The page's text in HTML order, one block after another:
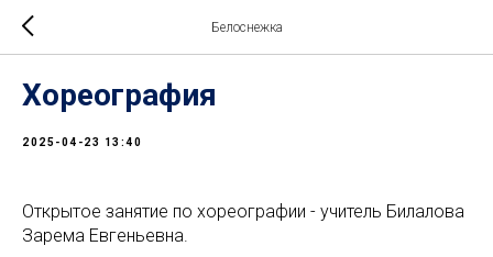
Белоснежка
Хореография
2025-04-23 13:40
Открытое занятие по хореографии - учитель Билалова
Зарема Евгеньевна.